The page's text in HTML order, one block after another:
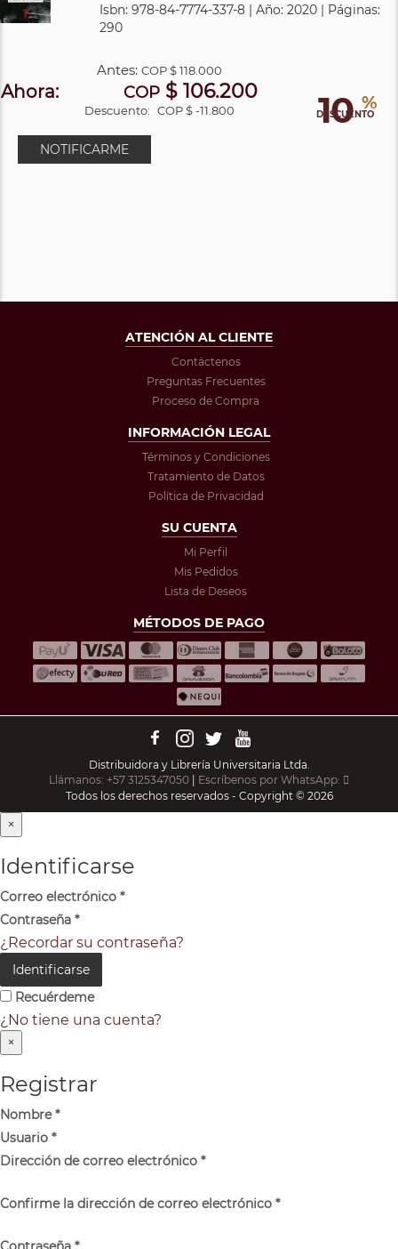
Isbn: 978-84-7774-337-8 | Año: 2020 | Páginas:
290
10 %
DESCUENTO
Antes: COP$ 118.000
Ahora: COP$ 106.200
Descuento: COP $ -11.800
NOTIFICARME
ATENCIÓN AL CLIENTE
Contáctenos
Preguntas Frecuentes
Proceso de Compra
INFORMACIÓN LEGAL
Términos y Condiciones
Tratamiento de Datos
Política de Privacidad
SU CUENTA
Mi Perfil
Mis Pedidos
Lista de Deseos
MÉTODOS DE PAGO
Distribuidora y Librería Universitaria Ltda.
Llámanos: +57 3125347050 | Escríbenos por WhatsApp:
Todos los derechos reservados - Copyright © 2026
×
Identificarse
Correo electrónico *
Contraseña *
¿Recordar su contraseña?
Identificarse
Recuérdeme
¿No tiene una cuenta?
×
Registrar
Nombre*
Usuario *
Dirección de correo electrónico *
Confirme la dirección de correo electrónico *